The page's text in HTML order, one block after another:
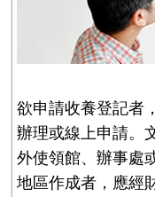
欲申請收養登記者
辦理或線上申請。
外使領館、辦事處
地區作成者，應經